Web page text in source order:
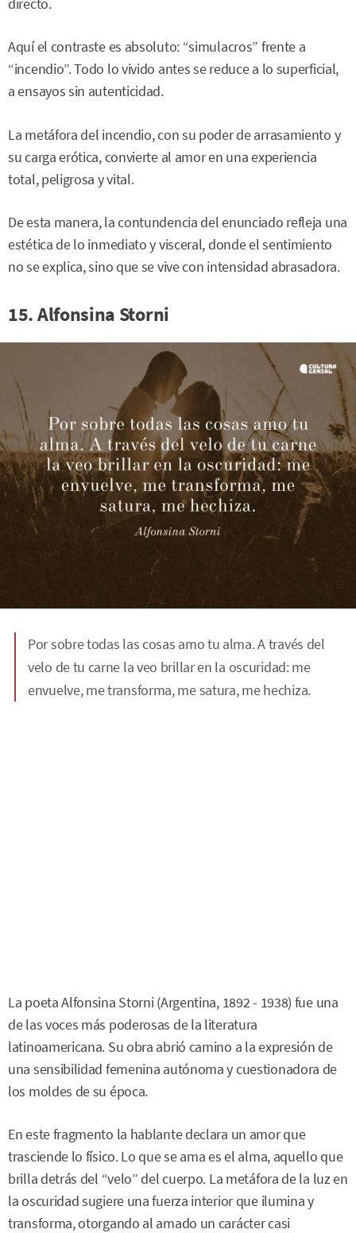
directo.
Aquí el contraste es absoluto: “simulacros” frente a
“incendio”. Todo lo vivido antes se reduce a lo superficial,
a ensayos sin autenticidad.
La metáfora del incendio, con su poder de arrasamiento y
su carga erótica, convierte al amor en una experiencia
total, peligrosa y vital.
De esta manera, la contundencia del enunciado refleja una
estética de lo inmediato y visceral, donde el sentimiento
no se explica, sino que se vive con intensidad abrasadora.
15. Alfonsina Storni
Por sobre todas las cosas amo tu alma. A través del
velo de tu carne la veo brillar en la oscuridad: me
envuelve, me transforma, me satura, me hechiza.
La poeta Alfonsina Storni (Argentina, 1892 - 1938) fue una
de las voces más poderosas de la literatura
latinoamericana. Su obra abrió camino a la expresión de
una sensibilidad femenina autónoma y cuestionadora de
los moldes de su época.
En este fragmento la hablante declara un amor que
trasciende lo físico. Lo que se ama es el alma, aquello que
brilla detrás del “velo” del cuerpo. La metáfora de la luz en
la oscuridad sugiere una fuerza interior que ilumina y
transforma, otorgando al amado un carácter casi